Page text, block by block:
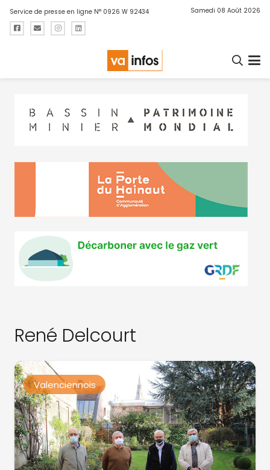
Service de presse en ligne N° 0926 W 92434 Samedi 08 Août 2026
René Delcourt
Valenciennois